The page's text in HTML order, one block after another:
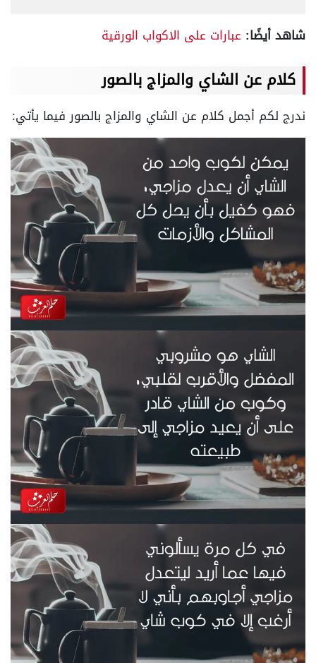
شاهد أيضًا: عبارات على الاكواب الورقية
كلام عن الشاي والمزاج بالصور
ندرج لكم أجمل كلام عن الشاي والمزاج بالصور فيما يأتي: